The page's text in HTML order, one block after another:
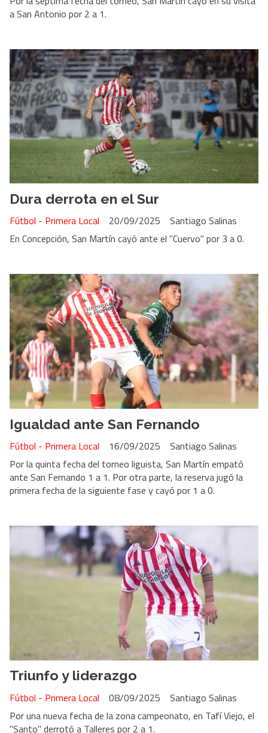
a San Antonio por 2 a 1.
Dura derrota en el Sur
Santiago Salinas
Fútbol - Primera Local
20/09/2025
En Concepción, San Martín cayó ante el "Cuervo" por 3 a 0.
Igualdad ante San Fernando
Santiago Salinas
Fútbol - Primera Local
16/09/2025
Por la quinta fecha del torneo liguista, San Martín empató
ante San Fernando 1 a 1. Por otra parte, la reserva jugó la
primera fecha de la siguiente fase y cayó por 1 a 0.
Triunfo y liderazgo
Santiago Salinas
Fútbol - Primera Local
08/09/2025
Por una nueva fecha de la zona campeonato, en Tafí Viejo, el
"Santo" derrotó a Talleres por 2 a 1.